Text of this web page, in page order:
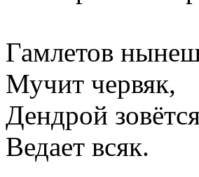
Гамлетов
Мучит червяк,
Дендрой
Ведает всяк.